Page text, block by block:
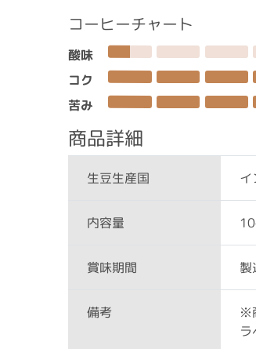
コーヒーチャート
酸味
コク
苦み
商品詳細
生豆生産国 イ
内容量
賞味期間 製
備考 ※